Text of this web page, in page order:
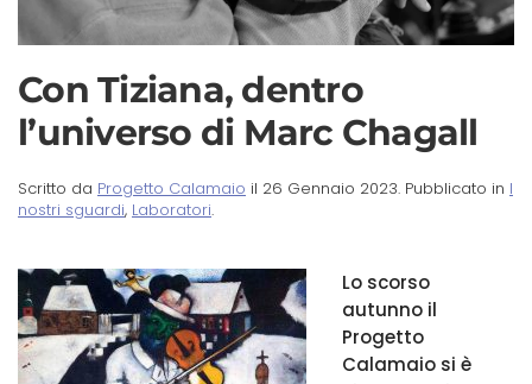
Con Tiziana, dentro
l’universo di Marc Chagall
Scritto da Progetto Calamaio il 26 Gennaio 2023. Pubblicato in I
nostri sguardi, Laboratori.
Lo scorso
autunno il
Progetto
Calamaio si è